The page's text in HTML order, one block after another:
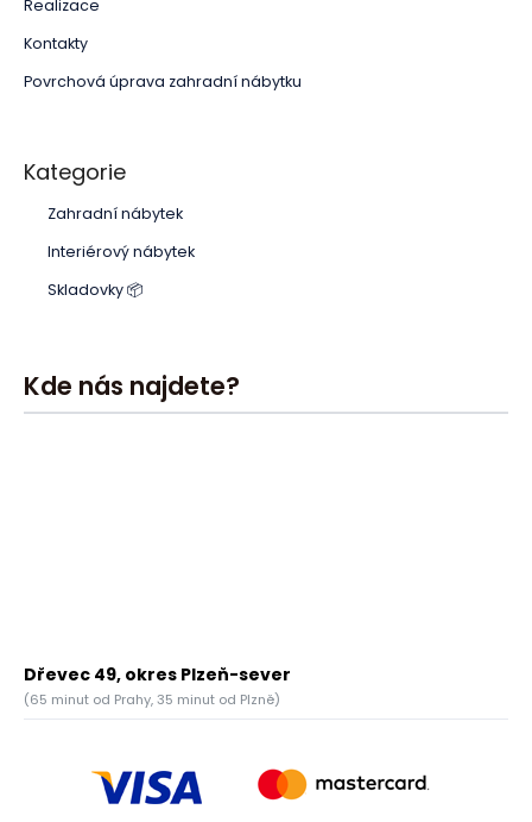
Realizace
Kontakty
Povrchová úprava zahradní nábytku
Kategorie
Zahradní nábytek
Interiérový nábytek
Skladovky 📦
Kde nás najdete?
Dřevec 49, okres Plzeň-sever
(65 minut od Prahy, 35 minut od Plzně)